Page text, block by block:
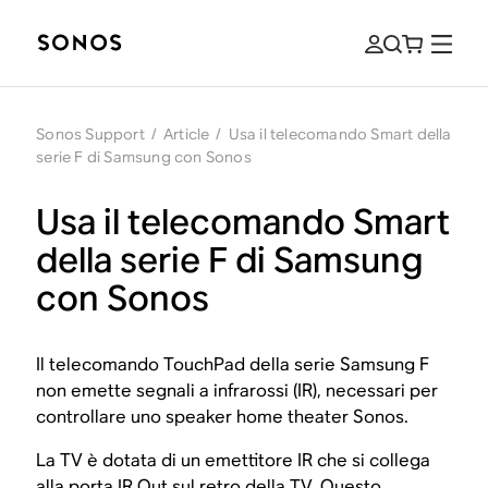
Sonos Support / Article / Usa il telecomando Smart della
serie F di Samsung con Sonos
Usa il telecomando Smart
della serie F di Samsung
con Sonos
Il telecomando TouchPad della serie Samsung F
non emette segnali a infrarossi (IR), necessari per
controllare uno speaker home theater Sonos.
La TV è dotata di un emettitore IR che si collega